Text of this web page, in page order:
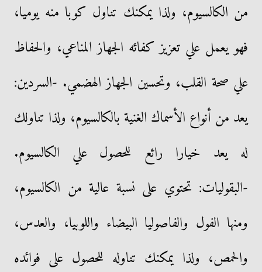
من الكالسيوم، ولذا يمكنك تناول كوبا منه يوميا،
فهو يعمل علي تعزيز كفائه الجهاز المناعي، والحفاظ
علي صحة القلب، وتحسين الجهاز الهضمي. -السردين:
يعد من أنواع الأسماك الغنية بالكالسيوم، ولذا تناولك
له يعد خيارا رائع للحصول علي الكالسيوم.
-البقوليات: تحتوي على نسبة عالية من الكالسيوم،
ومنها الفول والفاصوليا البيضاء واللوبيا، والعدس،
والحمص، ولذا يمكنك تناوله للحصول على فوائده